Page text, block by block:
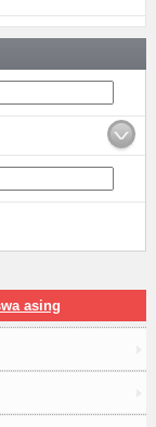
asing